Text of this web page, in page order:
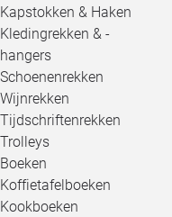
Kapstokken & Haken
Kledingrekken & -
hangers
Schoenenrekken
Wijnrekken
Tijdschriftenrekken
Trolleys
Boeken
Koffietafelboeken
Kookboeken